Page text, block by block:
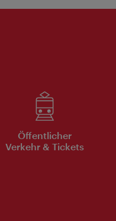
Öffentlicher
Verkehr & Tickets